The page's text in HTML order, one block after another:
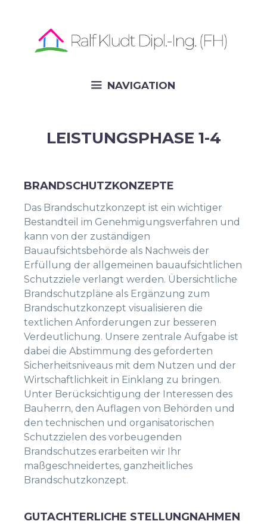
NAVIGATION
LEISTUNGSPHASE 1-4
BRANDSCHUTZKONZEPTE
Das Brandschutzkonzept ist ein wichtiger
Bestandteil im Genehmigungsverfahren und
kann von der zuständigen
Bauaufsichtsbehörde als Nachweis der
Erfüllung der allgemeinen bauaufsichtlichen
Schutzziele verlangt werden. Übersichtliche
Brandschutzpläne als Ergänzung zum
Brandschutzkonzept visualisieren die
textlichen Anforderungen zur besseren
Verdeutlichung. Unsere zentrale Aufgabe ist
dabei die Abstimmung des geforderten
Sicherheitsniveaus mit dem Nutzen und der
Wirtschaftlichkeit in Einklang zu bringen.
Unter Berücksichtigung der Interessen des
Bauherrn, den Auflagen von Behörden und
den technischen und organisatorischen
Schutzzielen des vorbeugenden
Brandschutzes erarbeiten wir Ihr
maßgeschneidertes, ganzheitliches
Brandschutzkonzept.
GUTACHTERLICHE STELLUNGNAHMEN